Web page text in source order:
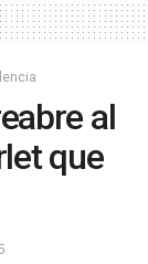
al
que